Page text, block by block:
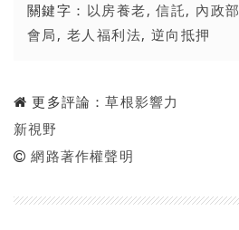
關鍵字： 以房養老,信託, 內政部
會局 , 老人福利法, 逆向抵押
更多評論：草根影響力
新視野
網路著作權聲明